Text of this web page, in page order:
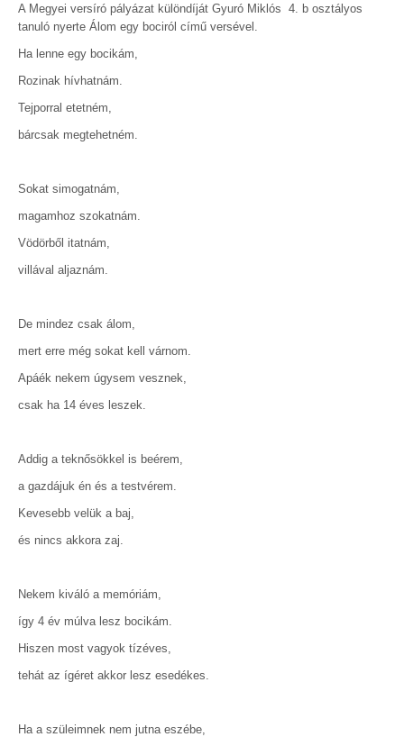
A Megyei versíró pályázat különdíját Gyuró Miklós 4. b osztályos
tanuló nyerte Álom egy bociról című versével.
Ha lenne egy bocikám,
Rozinak hívhatnám.
Tejporral etetném,
bárcsak megtehetném.
Sokat simogatnám,
magamhoz szokatnám.
Vödörből itatnám,
villával aljaznám.
De mindez csak álom,
mert erre még sokat kell várnom.
Apáék nekem úgysem vesznek,
csak ha 14 éves leszek.
Addig a teknősökkel is beérem,
a gazdájuk én és a testvérem.
Kevesebb velük a baj,
és nincs akkora zaj.
Nekem kiváló a memóriám,
így 4 év múlva lesz bocikám.
Hiszen most vagyok tízéves,
tehát az ígéret akkor lesz esedékes.
Ha a szüleimnek nem jutna eszébe,